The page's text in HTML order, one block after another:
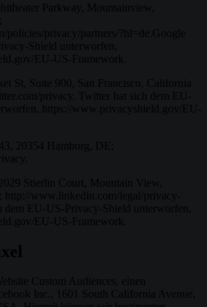
Parkway, Mountainview,
policies/privacy/partners/?hl=de.Google
Shield unterworfen,
EU-US-Framework.
St, Suite 900, San Francisco, California
privacy. Twitter hat sich dem EU-
https://www.privacyshield.gov/EU-
20354 Hamburg, DE;
Stierlin Court, Mountain View,
http://www.linkedin.com/legal/privacy-
dem EU-US-Privacy-Shield unterworfen,
EU-US-Framework.
Custom Audiences, einen
Inc., 1601 South California Avenue,